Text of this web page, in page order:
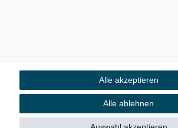
Alle akzeptieren
Alle ablehnen